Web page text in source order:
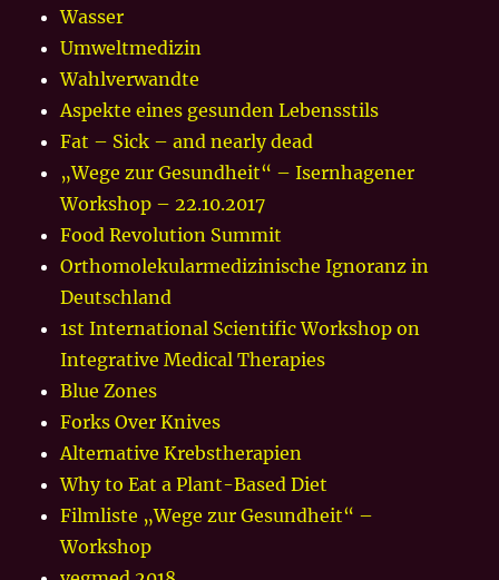
Wasser
Umweltmedizin
Wahlverwandte
Aspekte eines gesunden Lebensstils
Fat – Sick – and nearly dead
„Wege zur Gesundheit“ – Isernhagener
Workshop – 22.10.2017
Food Revolution Summit
Orthomolekularmedizinische Ignoranz in
Deutschland
1st International Scientific Workshop on
Integrative Medical Therapies
Blue Zones
Forks Over Knives
Alternative Krebstherapien
Why to Eat a Plant-Based Diet
Filmliste „Wege zur Gesundheit“ –
Workshop